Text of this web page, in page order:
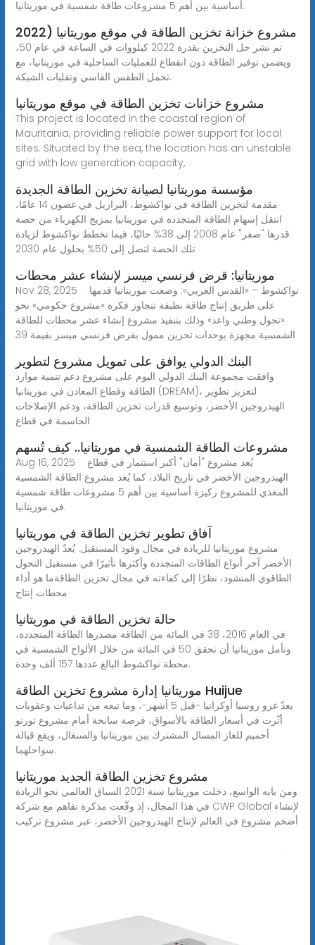
أساسية بين أهم 5 مشروعات طاقة شمسية في موريتانيا.
مشروع خزانة تخزين الطاقة في موقع موريتانيا (2022
تم نشر حل التخزين بقدرة 2022 كيلووات في الساعة في عام 50،
ويضمن توفير الطاقة دون انقطاع للعمليات الساحلية في موريتانيا، مع
تحمل الطقس القاسي وتقلبات الشبكة.
مشروع خزانات تخزين الطاقة في موقع موريتانيا
This project is located in the coastal region of
Mauritania, providing reliable power support for local
sites. Situated by the sea, the location has an unstable
grid with low generation capacity,
مؤسسة موريتانيا لصيانة تخزين الطاقة الجديدة
مقدمة لتخزين الطاقة في نواكشوط، البرازيل في غضون 14 عامًا،
انتقل إسهام الطاقة المتجددة في موريتانيا بمزيج الكهرباء من حصة
قدرها "صفر" عام 2008 إلى 38% حاليًا، فيما تخطط نواكشوط لزيادة
تلك الحصة لتصل إلى 50% بحلول عام 2030
موريتانيا: قرض فرنسي ميسر لإنشاء عشر محطات
Nov 28, 2025 · نواكشوط – «القدس العربي»: وضعت موريتانيا قدمها
على طريق إنتاج طاقة نظيفة تتجاوز فكرة «مشروع حكومي» نحو
«تحول وطني واعد» وذلك بتنفيذ مشروع إنشاء عشر محطات للطاقة
الشمسية مجهزة بوحدات تخزين ممول بقرض فرنسي ميسر بقيمة 39
البنك الدولي يوافق على تمويل مشروع لتطوير
وافقت مجموعة البنك الدولي اليوم على مشروع دعم تنمية موارد
الطاقة وقطاع المعادن في موريتانيا (DREAM)، لتعزيز تطوير
الهيدروجين الأخضر، وتوسيع قدرات تخزين الطاقة، ودعم الإصلاحات
الحاسمة في قطاع
مشروعات الطاقة الشمسية في موريتانيا.. كيف تُسهم
Aug 16, 2025 · يُعد مشروع "أمان" أكبر استثمار في قطاع
الهيدروجين الأخضر في تاريخ البلاد، كما يُعد مشروع الطاقة الشمسية
المغذي للمشروع ركيزة أساسية بين أهم 5 مشروعات طاقة شمسية
في موريتانيا.
آفاق تطوير تخزين الطاقة في موريتانيا
مشروع موريتانيا للريادة في مجال وقود المستقبل. يُعدّ الهيدروجين
الأخضر آخر أنواع الطاقات المتجددة وأكثرها تأثيرًا في مستقبل التحول
الطاقوي المنشود، نظرًا إلى كفاءته في مجال تخزين الطاقةما هو أداء
محطات إنتاج
حالة تخزين الطاقة في موريتانيا
في العام 2016، 38 في المائة من الطاقة مصدرها الطاقة المتجددة،
وتأمل موريتانيا أن تحقق 50 في المائة من خلال الألواح الشمسية في
محطة نواكشوط البالغ عددها 157 ألف وحدة.
موريتانيا إدارة مشروع تخزين الطاقة Huijue
يعدّ غزو روسيا أوكرانيا -قبل 5 أشهر-، وما تبعه من تداعيات وعقوبات
أثّرت في أسعار الطاقة بالأسواق، فرصة سانحة أمام مشروع تورتو
أحميم للغاز المسال المشترك بين موريتانيا والسنغال، ويقع قبالة
سواحلهما.
مشروع تخزين الطاقة الجديد موريتانيا
ومن بابه الواسع، دخلت موريتانيا سنة 2021 السباق العالمي نحو الريادة
في هذا المجال، إذ وقّعت مذكرة تفاهم مع شركة CWP Global لإنشاء
أضخم مشروع في العالم لإنتاج الهيدروجين الأخضر، عبر مشروع تركيب